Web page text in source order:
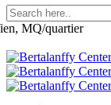
MQ/quartier